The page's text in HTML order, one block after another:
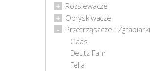
Rozsiewacze
Opryskiwacze
Przetrząsacze i Zgrabiarki
Claas
Deutz Fahr
Fella